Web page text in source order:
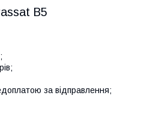
B5
за відправлення;